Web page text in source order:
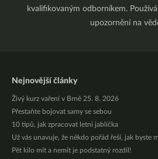
kvalifikovaným odborníkem.
upozornění na
Nejnovější články
Živý kurz vaření v Brně 25. 8. 2026
Přestaňte bojovat samy se sebou
10 tipů, jak zpracovat letní jablíčka
Už vás unavuje, že někdo pořád řeší, jak byste
Pět kilo mít a nemít je podstatný rozdíl!